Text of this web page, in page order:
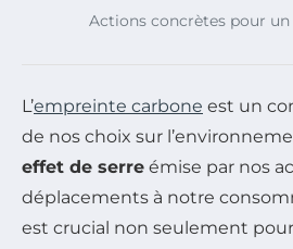
Actions concrètes pour
L’empreinte carbone est un
de nos choix sur
effet de serre émise par nos
déplacements à notre
est crucial non seulement